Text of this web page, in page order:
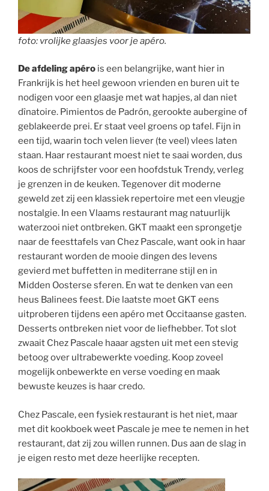
foto: vrolijke glaasjes voor je apéro.
De afdeling apéro is een belangrijke, want hier in
Frankrijk is het heel gewoon vrienden en buren uit te
nodigen voor een glaasje met wat hapjes, al dan niet
dînatoire. Pimientos de Padrón, gerookte aubergine of
geblakeerde prei. Er staat veel groens op tafel. Fijn in
een tijd, waarin toch velen liever (te veel) vlees laten
staan. Haar restaurant moest niet te saai worden, dus
koos de schrijfster voor een hoofdstuk Trendy, verleg
je grenzen in de keuken. Tegenover dit moderne
geweld zet zij een klassiek repertoire met een vleugje
nostalgie. In een Vlaams restaurant mag natuurlijk
waterzooi niet ontbreken. GKT maakt een sprongetje
naar de feesttafels van Chez Pascale, want ook in haar
restaurant worden de mooie dingen des levens
gevierd met buffetten in mediterrane stijl en in
Midden Oosterse sferen. En wat te denken van een
heus Balinees feest. Die laatste moet GKT eens
uitproberen tijdens een apéro met Occitaanse gasten.
Desserts ontbreken niet voor de liefhebber. Tot slot
zwaait Chez Pascale haaar agsten uit met een stevig
betoog over ultrabewerkte voeding. Koop zoveel
mogelijk onbewerkte en verse voeding en maak
bewuste keuzes is haar credo.
Chez Pascale, een fysiek restaurant is het niet, maar
met dit kookboek weet Pascale je mee te nemen in het
restaurant, dat zij zou willen runnen. Dus aan de slag in
je eigen resto met deze heerlijke recepten.